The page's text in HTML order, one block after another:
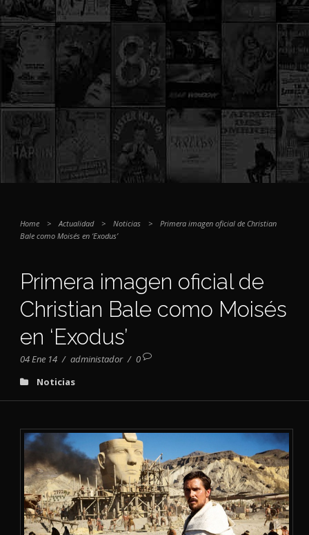
Home > Actualidad > Noticias >
Primera imagen oficial de Christian
Bale como Moisés en ‘Exodus’
Primera imagen oficial de
Christian Bale como Moisés
en ‘Exodus’
04 Ene 14 / administador / 0
Noticias